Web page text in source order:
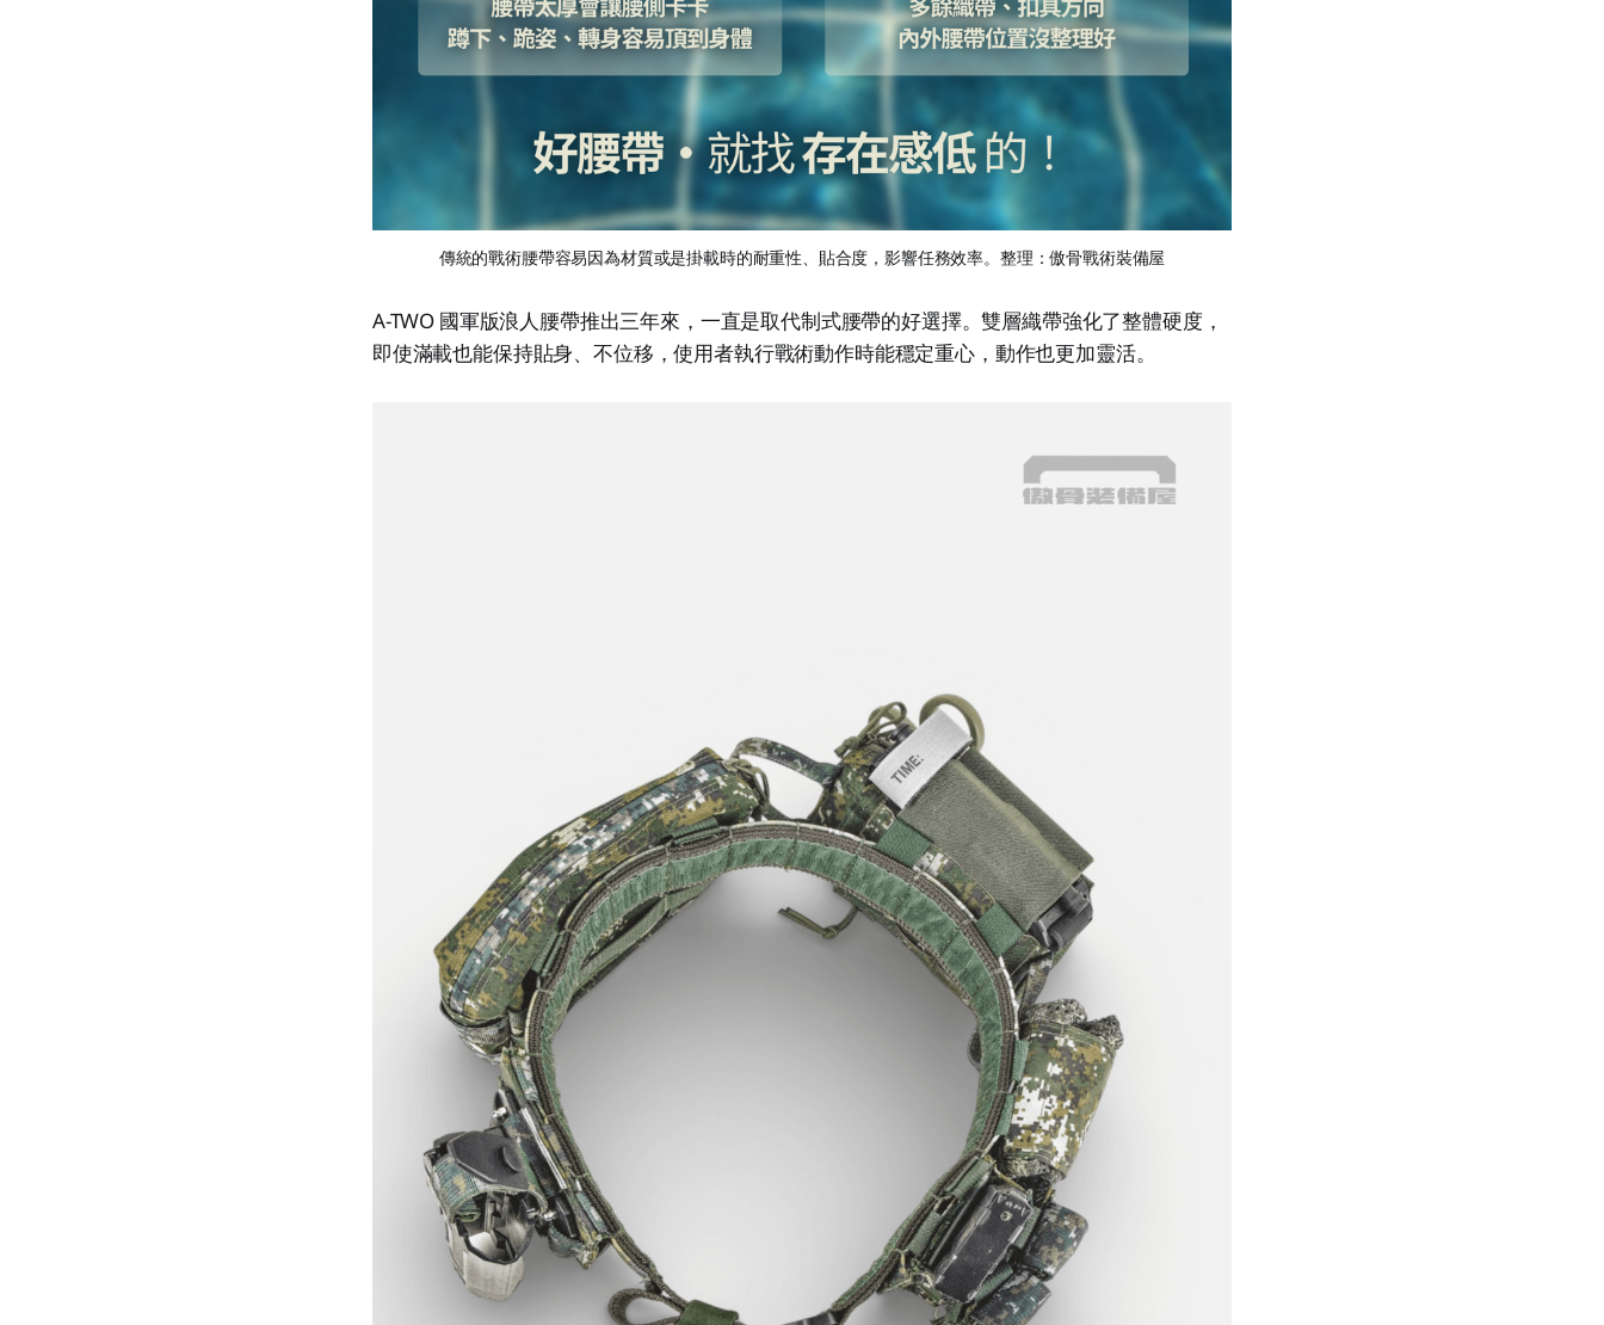
傳統的戰術腰帶容易因為材質或是掛載時的耐重性、貼合度，影響任務效率。整理：傲骨戰術裝備屋
A-TWO 國軍版浪人腰帶推出三年來，一直是取代制式腰帶的好選擇。雙層織帶強化了整體硬度，
即使滿載也能保持貼身、不位移，使用者執行戰術動作時能穩定重心，動作也更加靈活。